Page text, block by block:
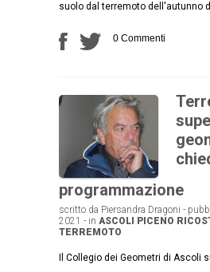
suolo dal terremoto dell'autunno
0 Commenti
programmazione
scritto da Piersandra Dragoni -
2021 - in ASCOLI PICENO
TERREMOTO
Il Collegio dei Geometri di Ascoli